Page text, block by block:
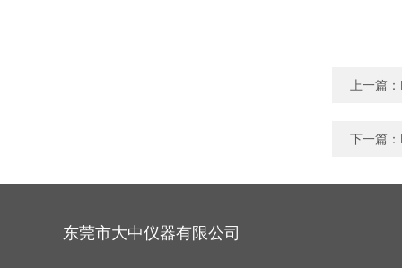
上一篇：
下一篇：
东莞市大中仪器有限公司